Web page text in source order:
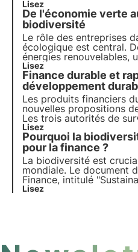
développement durable
protection de la
rapport ASviS montre
en Italie.
Lisez
De l'économie verte
biodiversité
Le rôle des entreprises
écologique est central.
énergies renouvelables,
service de
plus. C'est dans ce
crédits de biodiversité,
pour les entreprises.
Lisez
Finance durable et
développement
Les produits financiers
nouvelles propositions
Les trois autorités de
(EBA, EIOPA et ESMA -
final modifiant les
réglementaires.
Lisez
Pourquoi la
pour la finance ?
La biodiversité est
mondiale. Le document
Finance, intitulé
Biodiversity. Un guide
Lisez